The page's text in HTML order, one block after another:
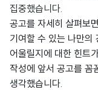
집중했습니다.
공고를 자세히 살펴보
기여할 수 있는 나만의
어울릴지에 대한 힌트
작성에 앞서 공고를 꼼
생각했습니다.